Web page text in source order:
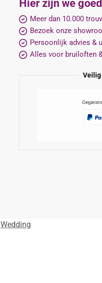
Hier zijn we
Meer dan 10.000
Bezoek onze
Persoonlijk advies &
Alles voor bruiloften
Wedding